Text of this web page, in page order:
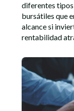
diferentes
bursátiles que
alcance si
rentabilidad